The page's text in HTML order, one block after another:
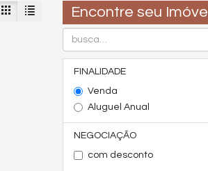
Encontre seu Imóvel
FINALIDADE
Venda
Aluguel Anual
NEGOCIAÇÃO
com desconto